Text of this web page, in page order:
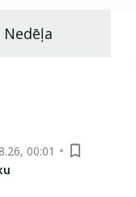
Nedēļa
00:01